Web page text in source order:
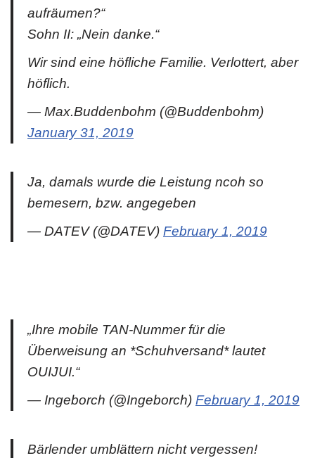
aufräumen?“
Sohn II: „Nein danke.“
Wir sind eine höfliche Familie. Verlottert, aber
höflich.
— Max.Buddenbohm (@Buddenbohm)
January 31, 2019
Ja, damals wurde die Leistung ncoh so
bemesern, bzw. angegeben
— DATEV (@DATEV) February 1, 2019
„Ihre mobile TAN-Nummer für die
Überweisung an *Schuhversand* lautet
OUIJUI.“
— Ingeborch (@Ingeborch) February 1, 2019
Bärlender umblättern nicht vergessen!